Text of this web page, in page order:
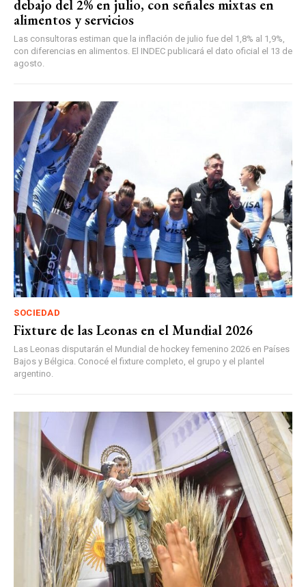
debajo del 2% en julio, con señales mixtas en
alimentos y servicios
Las consultoras estiman que la inflación de julio fue del 1,8% al 1,9%,
con diferencias en alimentos. El INDEC publicará el dato oficial el 13 de
agosto.
SOCIEDAD
Fixture de las Leonas en el Mundial 2026
Las Leonas disputarán el Mundial de hockey femenino 2026 en Países
Bajos y Bélgica. Conocé el fixture completo, el grupo y el plantel
argentino.